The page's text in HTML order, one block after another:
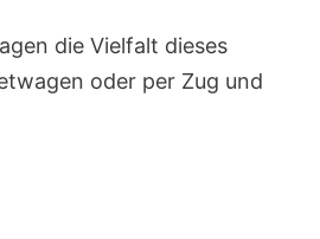
die Vielfalt dieses
oder per Zug und